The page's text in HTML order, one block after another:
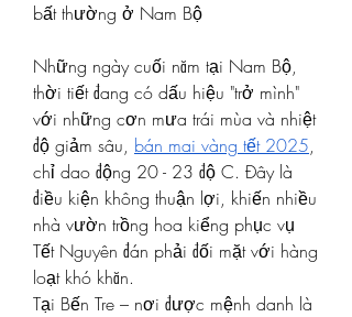
bất thường ở Nam Bộ
Những ngày cuối năm tại Nam Bộ,
thời tiết đang có dấu hiệu "trở mình"
với những cơn mưa trái mùa và nhiệt
độ giảm sâu, bán mai vàng tết 2025,
chỉ dao động 20 - 23 độ C. Đây là
điều kiện không thuận lợi, khiến nhiều
nhà vườn trồng hoa kiểng phục vụ
Tết Nguyên đán phải đối mặt với hàng
loạt khó khăn.
Tại Bến Tre – nơi được mệnh danh là